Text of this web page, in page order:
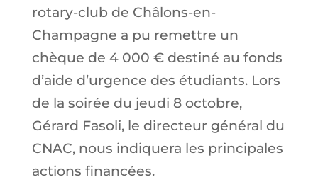
rotary-club de Châlons-en-
Champagne a pu remettre un
chèque de 4 000 € destiné au fonds
d’aide d’urgence des étudiants. Lors
de la soirée du jeudi 8 octobre,
Gérard Fasoli, le directeur général du
CNAC, nous indiquera les principales
actions financées.